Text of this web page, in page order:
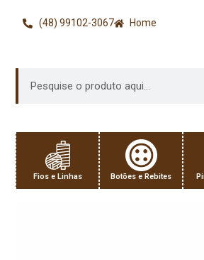
(48) 99102-3067 Home
Fios e Linhas Botões e Rebites